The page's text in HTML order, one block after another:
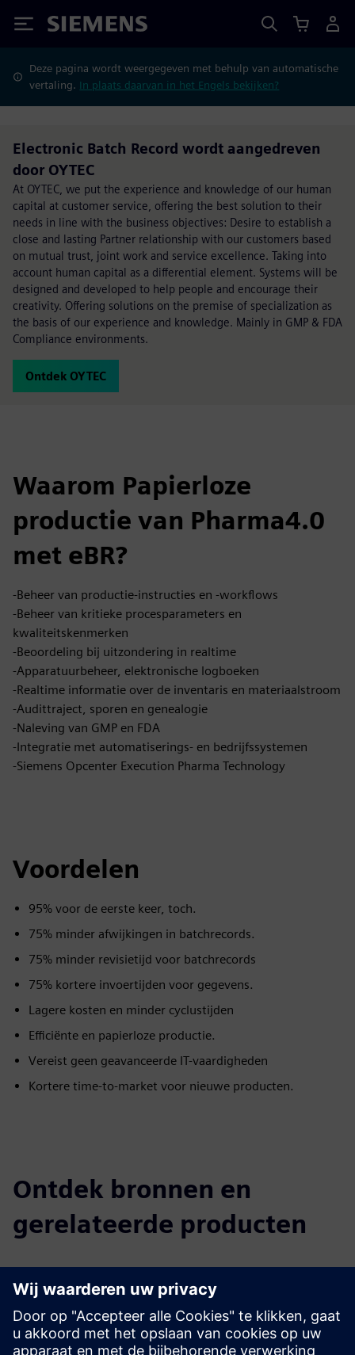
Siemens
Deze pagina wordt weergegeven met behulp van automatische
vertaling. In plaats daarvan in het Engels bekijken?
Electronic Batch Record wordt aangedreven
door OYTEC
At OYTEC, we put the experience and knowledge of our human
capital at customer service, offering the best solution to their
needs in line with the business objectives: Desire to establish a
close and lasting Partner relationship with our customers based
on mutual trust, joint work and service excellence. Taking into
account human capital as a differential element. Systems will be
designed and developed to help people and encourage their
creativity. Offering solutions on the premise of specialization as
the basis of our experience and knowledge. Mainly in GMP & FDA
Compliance environments.
Ontdek OYTEC
Waarom Papierloze
productie van Pharma4.0
met eBR?
-Beheer van productie-instructies en -workflows
-Beheer van kritieke procesparameters en
kwaliteitskenmerken
-Beoordeling bij uitzondering in realtime
-Apparatuurbeheer, elektronische logboeken
-Realtime informatie over de inventaris en materiaalstroom
-Audittraject, sporen en genealogie
-Naleving van GMP en FDA
-Integratie met automatiserings- en bedrijfssystemen
-Siemens Opcenter Execution Pharma Technology
Voordelen
95% voor de eerste keer, toch.
75% minder afwijkingen in batchrecords.
75% minder revisietijd voor batchrecords
75% kortere invoertijden voor gegevens.
Lagere kosten en minder cyclustijden
Efficiënte en papierloze productie.
Vereist geen geavanceerde IT-vaardigheden
Kortere time-to-market voor nieuwe producten.
Ontdek bronnen en
gerelateerde producten
Aanvullende informatie en bronnen
Website voor marketing
E-commerce